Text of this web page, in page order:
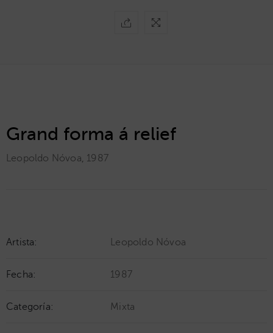
Grand forma á relief
Leopoldo Nóvoa, 1987
Artista: Leopoldo Nóvoa
Fecha: 1987
Categoría: Mixta